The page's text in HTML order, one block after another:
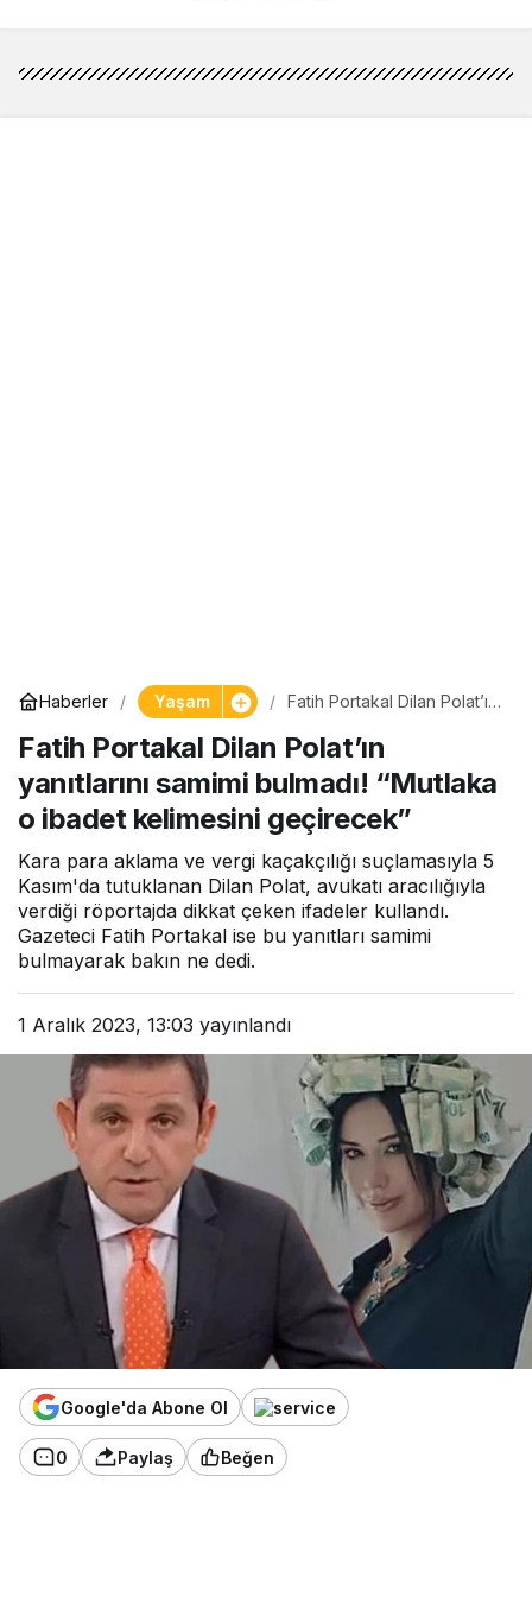
Haberler Yaşam
Fatih Portakal Dilan Polat’ın
“Mutlaka o ibadet
kelimesini geçirecek”
Fatih Portakal Dilan Polat’ın
yanıtlarını samimi bulmadı! “Mutlaka
o ibadet kelimesini geçirecek”
Kara para aklama ve vergi kaçakçılığı suçlamasıyla 5
Kasım'da tutuklanan Dilan Polat, avukatı aracılığıyla
verdiği röportajda dikkat çeken ifadeler kullandı.
Gazeteci Fatih Portakal ise bu yanıtları samimi
bulmayarak bakın ne dedi.
1 Aralık 2023, 13:03 yayınlandı
Google'da Abone Ol
0 Paylaş Beğen